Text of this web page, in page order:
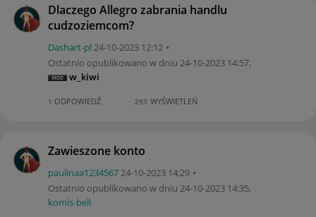
Dlaczego Allegro zabrania handlu
cudzoziemcom?
Dashart-pl ‎24-10-2023 12:12
Ostatnio opublikowano w dniu ‎24-10-2023 14:57,
w_kiwi
1 ODPOWIEDŹ 293 WYŚWIETLEŃ
Zawieszone konto
paulinaa1234567‎24-10-2023 14:29
Ostatnio opublikowano w dniu ‎24-10-2023 14:35,
komis-bell